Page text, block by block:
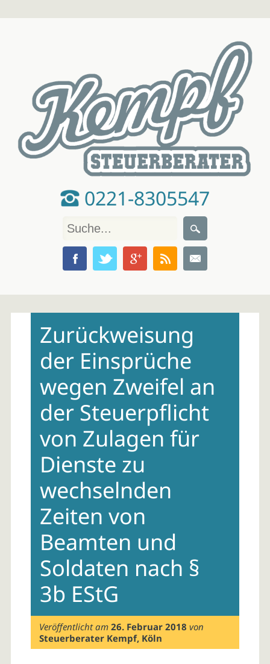
0221-8305547
contentZurückweisung
der Einsprüche
wegen Zweifel an
der Steuerpflicht
von Zulagen für
Dienste zu
wechselnden
Zeiten von
Beamten und
Soldaten nach §
3b EStG
Veröffentlicht am26. Februar 2018 von
Steuerberater Kempf, Köln